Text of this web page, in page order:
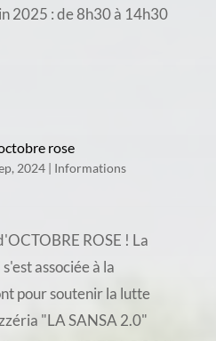
2025 : de 8h30 à 14h30
rose
2024| Informations
ROSE ! La
associée à la
pour soutenir la lutte
"LA SANSA 2.0"